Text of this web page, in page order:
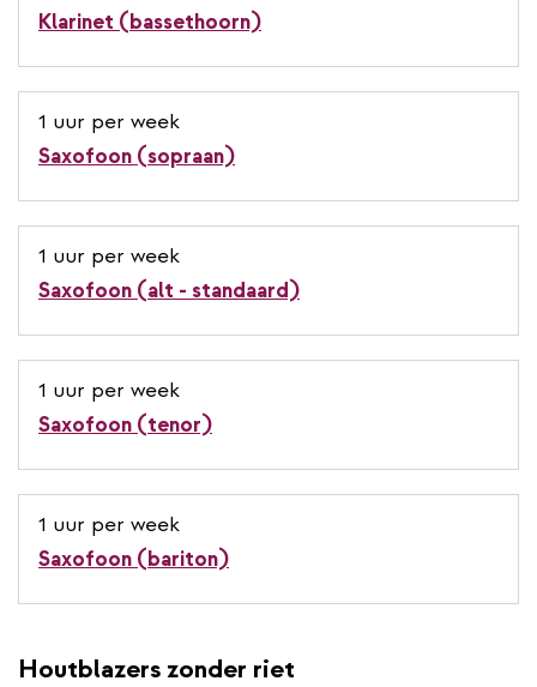
Klarinet (bassethoorn)
1 uur per week
Saxofoon (sopraan)
1 uur per week
Saxofoon (alt - standaard)
1 uur per week
Saxofoon (tenor)
1 uur per week
Saxofoon (bariton)
Houtblazers zonder riet